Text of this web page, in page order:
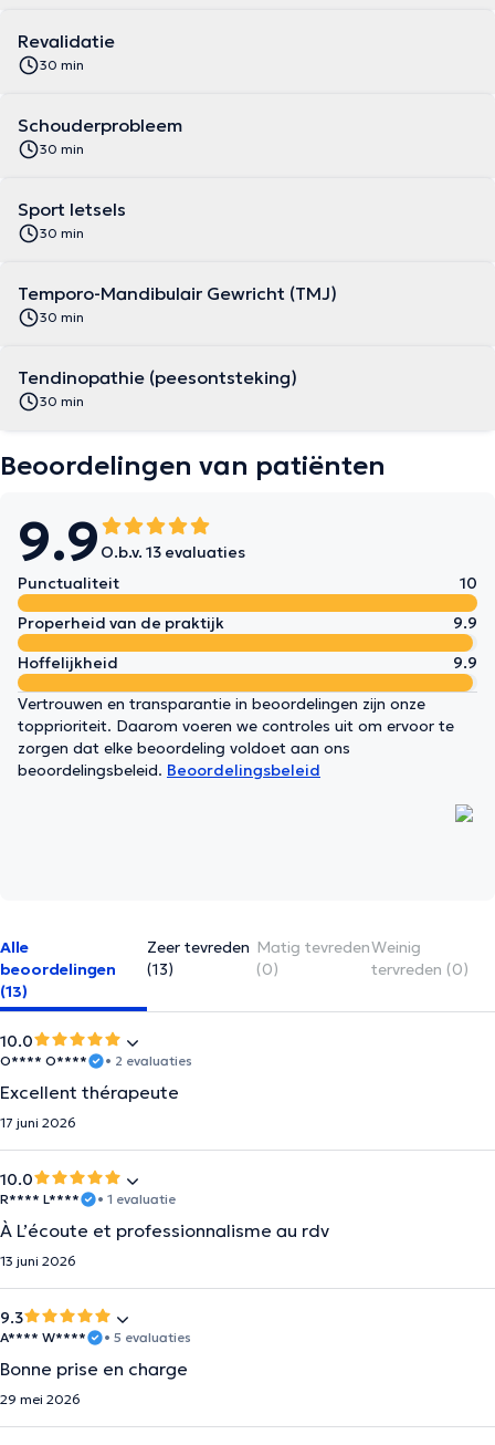
Revalidatie
30 min
Schouderprobleem
30 min
Sport letsels
30 min
Temporo-Mandibulair Gewricht (TMJ)
30 min
Tendinopathie (peesontsteking)
30 min
Beoordelingen van patiënten
9.9 O.b.v. 13 evaluaties
Punctualiteit
10
Properheid van de praktijk
9.9
Hoffelijkheid
9.9
Vertrouwen en transparantie in beoordelingen zijn onze
topprioriteit. Daarom voeren we controles uit om ervoor te
zorgen dat elke beoordeling voldoet aan ons
beoordelingsbeleid. Beoordelingsbeleid
Alle
beoordelingen
(13)
Zeer tevreden
(13)
Matig tevreden
(0)
Weinig
tervreden (0)
10.0
O**** O**** • 2 evaluaties
Excellent thérapeute
17 juni 2026
10.0
R**** L**** • 1 evaluatie
À L’écoute et professionnalisme au rdv
13 juni 2026
9.3
A**** W**** • 5 evaluaties
Bonne prise en charge
29 mei 2026